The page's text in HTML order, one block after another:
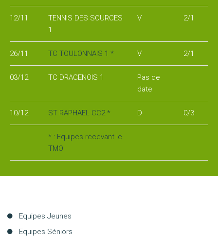
stages
L'école
tennis
Les
LA
* : Equipes recevant le
TMO
12/11
TENNIS DES SOURCES
1
V 2/1
26/11 TC TOULONNAIS 1 * V 2/1
03/12 TC DRACENOIS 1
Pas de
date
10/12 ST RAPHAEL CC2 * D 0/3
Aller
au
Equipes Jeunes
Equipes Séniors